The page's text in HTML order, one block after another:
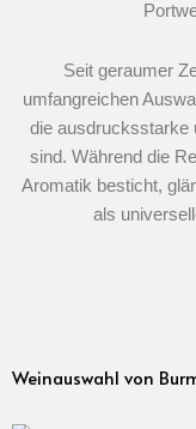
Seit geraumer
umfangreichen
die ausdrucksstarke
sind. Während die
Aromatik besticht,
als
Weinauswahl von